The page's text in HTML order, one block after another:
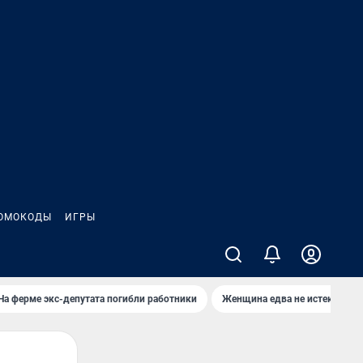
ИГРЫ
ферме экс-депутата погибли работники Женщина едва не истекла